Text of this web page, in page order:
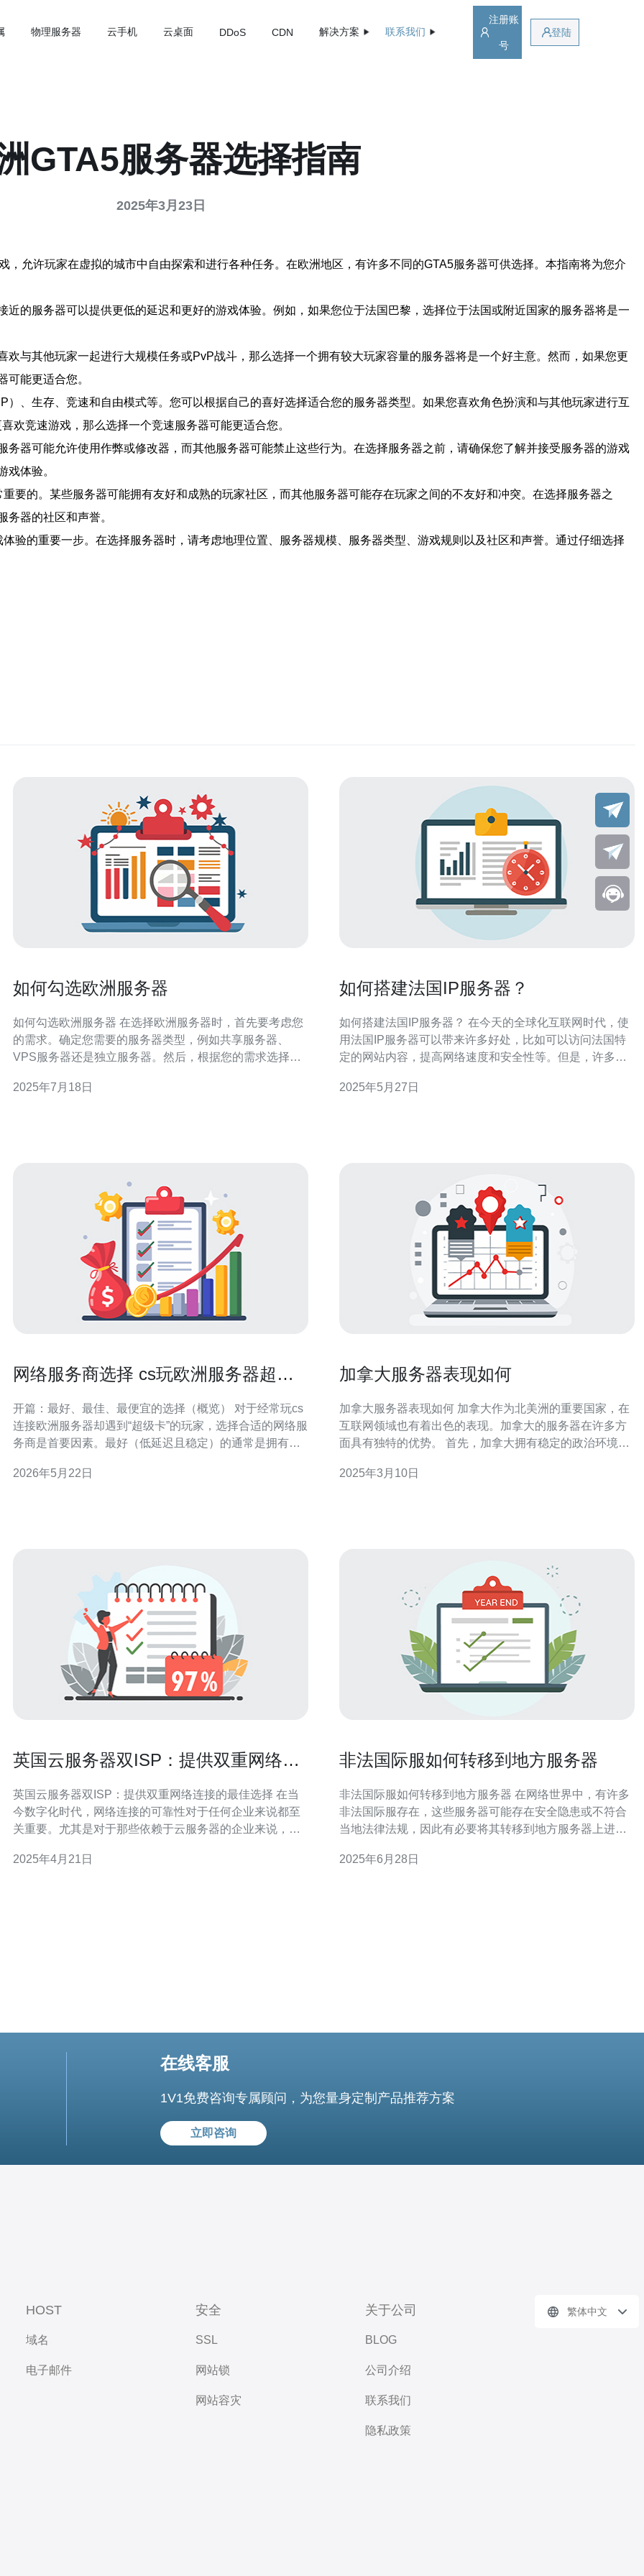
物理服务器 云手机 云桌面 DDoS CDN 解决方案 联系我们
注册账
号
登陆
GTA5服务器选择指南
2025年3月23日
，允许玩家在虚拟的城市中自由探索和进行各种任务。在欧洲地区，有许多不同的GTA5服务器可供选择。本指南将为您介
的服务器可以提供更低的延迟和更好的游戏体验。例如，如果您位于法国巴黎，选择位于法国或附近国家的服务器将是一
与其他玩家一起进行大规模任务或PvP战斗，那么选择一个拥有较大玩家容量的服务器将是一个好主意。然而，如果您更
可能更适合您。
、生存、竞速和自由模式等。您可以根据自己的喜好选择适合您的服务器类型。如果您喜欢角色扮演和与其他玩家进行互
欢竞速游戏，那么选择一个竞速服务器可能更适合您。
器可能允许使用作弊或修改器，而其他服务器可能禁止这些行为。在选择服务器之前，请确保您了解并接受服务器的游戏
戏体验。
要的。某些服务器可能拥有友好和成熟的玩家社区，而其他服务器可能存在玩家之间的不友好和冲突。在选择服务器之
器的社区和声誉。
验的重要一步。在选择服务器时，请考虑地理位置、服务器规模、服务器类型、游戏规则以及社区和声誉。通过仔细选择
如何勾选欧洲服务器
如何勾选欧洲服务器 在选择欧洲服务器时，首先要考虑您
的需求。确定您需要的服务器类型，例如共享服务器、
VPS服务器还是独立服务器。然后，根据您的需求选择合
务器的性能和可靠性。查看服务器的配置信息，了解其处
2025年7月18日
如何搭建法国IP服务器？
如何搭建法国IP服务器？ 在今天的全球化互联网时代，使
用法国IP服务器可以带来许多好处，比如可以访问法国特
定的网站内容，提高网络速度和安全性等。但是，许多人
建法国IP服务器的步骤和注意事项。 首先，您需要选择一
2025年5月27日
网络服务商选择 cs玩欧洲服务器超级
开篇：最好、最佳、最便宜的选择（概览） 对于经常玩cs
连接欧洲服务器却遇到“超级卡”的玩家，选择合适的网络服
务商是首要因素。最好（低延迟且稳定）的通常是拥有优
的则是在本地网络和加速服务间取得平衡的方案；而最便
2026年5月22日
加拿大服务器表现如何
加拿大服务器表现如何 加拿大作为北美洲的重要国家，在
互联网领域也有着出色的表现。加拿大的服务器在许多方
面具有独特的优势。 首先，加拿大拥有稳定的政治环境和
提供高速、稳定、安全的网络连接。 其次，加拿大的地理
2025年3月10日
英国云服务器双ISP：提供双重网络连
英国云服务器双ISP：提供双重网络连接的最佳选择 在当
今数字化时代，网络连接的可靠性对于任何企业来说都至
关重要。尤其是对于那些依赖于云服务器的企业来说，网
损害。为了确保稳定的网络连接，英国云服务器双
2025年4月21日
非法国际服如何转移到地方服务器
非法国际服如何转移到地方服务器 在网络世界中，有许多
非法国际服存在，这些服务器可能存在安全隐患或不符合
当地法律法规，因此有必要将其转移到地方服务器上进行
止数据丢失或损坏。 在选择地方服务器时，需要考虑服务
2025年6月28日
在线客服
1V1免费咨询专属顾问，为您量身定制产品推荐方案
立即咨询
HOST
域名
电子邮件
安全
SSL
网站锁
网站容灾
关于公司
BLOG
公司介绍
联系我们
隐私政策
繁体中文